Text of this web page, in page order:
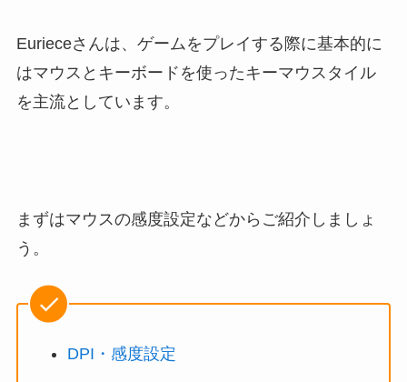
Eurieceさんは、ゲームをプレイする際に基本的に
はマウスとキーボードを使ったキーマウスタイル
を主流としています。
まずはマウスの感度設定などからご紹介しましょ
う。
DPI・感度設定